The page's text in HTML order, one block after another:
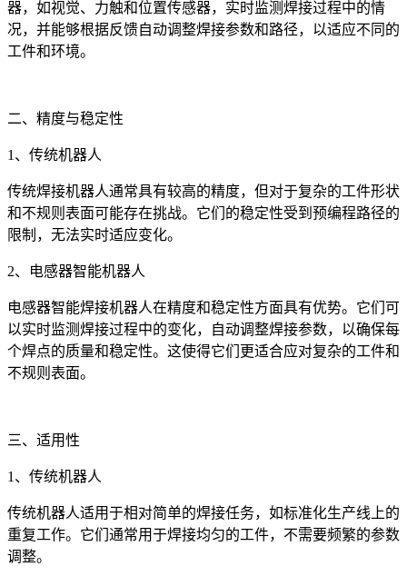
器，如视觉、力触和位置传感器，实时监测焊接过程中的情
况，并能够根据反馈自动调整焊接参数和路径，以适应不同的
工件和环境。
二、精度与稳定性
1、传统机器人
传统焊接机器人通常具有较高的精度，但对于复杂的工件形状
和不规则表面可能存在挑战。它们的稳定性受到预编程路径的
限制，无法实时适应变化。
2、电感器智能机器人
电感器智能焊接机器人在精度和稳定性方面具有优势。它们可
以实时监测焊接过程中的变化，自动调整焊接参数，以确保每
个焊点的质量和稳定性。这使得它们更适合应对复杂的工件和
不规则表面。
三、适用性
1、传统机器人
传统机器人适用于相对简单的焊接任务，如标准化生产线上的
重复工作。它们通常用于焊接均匀的工件，不需要频繁的参数
调整。